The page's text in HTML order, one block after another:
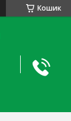
Кошик